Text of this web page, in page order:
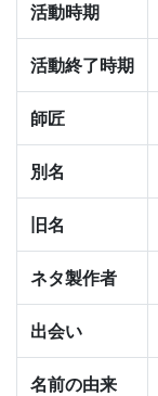
活動時期
活動終了時期
師匠
別名
旧名
ネタ製作者
出会い
名前の由来